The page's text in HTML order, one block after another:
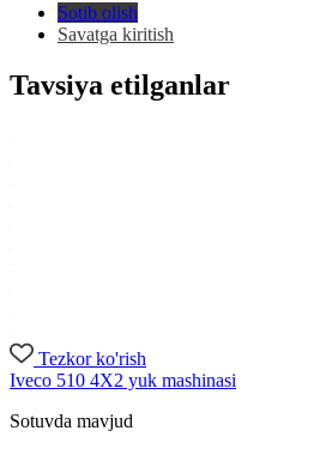
Sotib olish
Savatga kiritish
Tavsiya etilganlar
Tezkor ko'rish
Iveco 510 4X2 yuk mashinasi
Sotuvda mavjud